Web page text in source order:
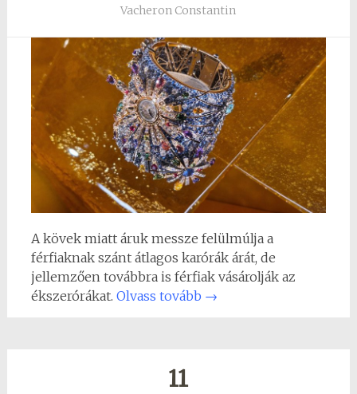
Vacheron Constantin
A kövek miatt áruk messze felülmúlja a
férfiaknak szánt átlagos karórák árát, de
jellemzően továbbra is férfiak vásárolják az
ékszerórákat. Olvass tovább →
11